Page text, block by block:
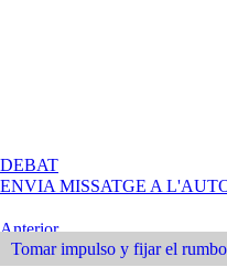
DEBATA
TOMAR
Y
FIJAR
EL
ENVIA MISSATGE A
Navegació
d'entrades
Entrada
Anterior
Anterior
Tomar impulso y fijar el